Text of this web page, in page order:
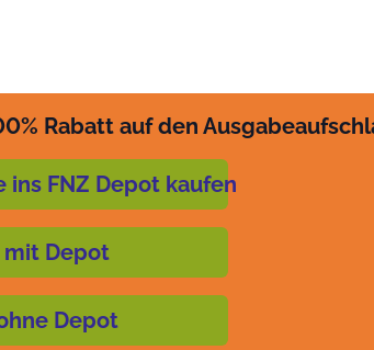
Rabatt auf den
ins FNZ Depot kaufen
mit Depot
Depot